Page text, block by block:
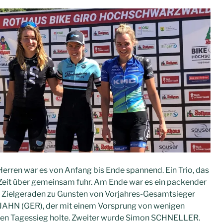
war es von Anfang bis Ende spannend. Ein Trio, das
über gemeinsam fuhr. Am Ende war es ein packender
zu Gunsten von Vorjahres-Gesamtsieger
(GER), der mit einem Vorsprung von wenigen
Tagessieg holte. Zweiter wurde Simon SCHNELLER.